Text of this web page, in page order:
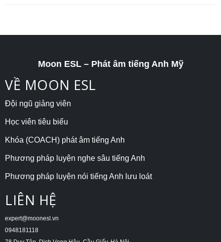
Moon ESL – Phát âm tiếng Anh Mỹ
VỀ MOON ESL
Đội ngũ giảng viên
Học viên tiêu biểu
Khóa (COACH) phát âm tiếng Anh
Phương pháp luyện nghe sâu tiếng Anh
Phương pháp luyện nói tiếng Anh lưu loát
LIÊN HỆ
expert@moonesl.vn
0948181118